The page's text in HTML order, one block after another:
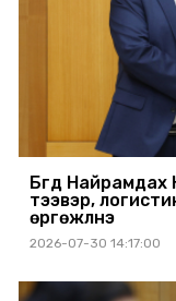
Бүгд Найрамдах
тээвэр,
өргөжүүлнэ
2026-07-30 14:17:00